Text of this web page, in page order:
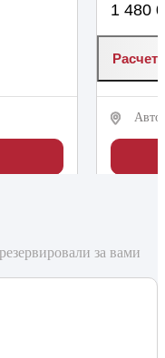
1 480
Расчет
за вами